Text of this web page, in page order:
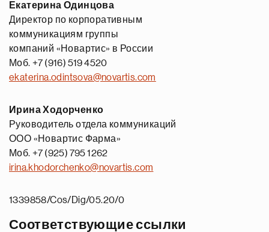
Екатерина Одинцова
Директор по корпоративным
коммуникациям группы
компаний «Новартис» в России
Моб. +7 (916) 519 4520
ekaterina.odintsova@novartis.com
Ирина Ходорченко
Руководитель отдела коммуникаций
ООО «Новартис Фарма»
Моб. +7 (925) 795 1262
irina.khodorchenko@novartis.com
1339858/Cos/Dig/05.20/0
Соответствующие ссылки